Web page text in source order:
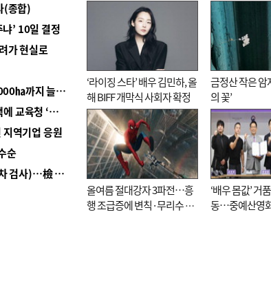
(종합)
’ 10일 결정
가 현실로
■ 경남 농정 비전 ‘잘 사는 농촌’…스마트팜 1000㏊까지 늘린다
■ 교육혁신선도지 공모 코앞인데…구·군 난색에 교육청 ‘쩔쩔’
역기업 응원
순
■ 검사 신분 버리고 직급하향(10년 이하 저연차 검사)…檢 중수청행 기피
‘라이징 스타’ 배우 김민하, 올
해 BIFF 개막식 사회자 확정
금정산 작은 암
의 꽃’
올여름 절대강자 3파전…흥
행 조급증에 변칙·무리수 마
‘배우 몸값’ 거
동…중예산영